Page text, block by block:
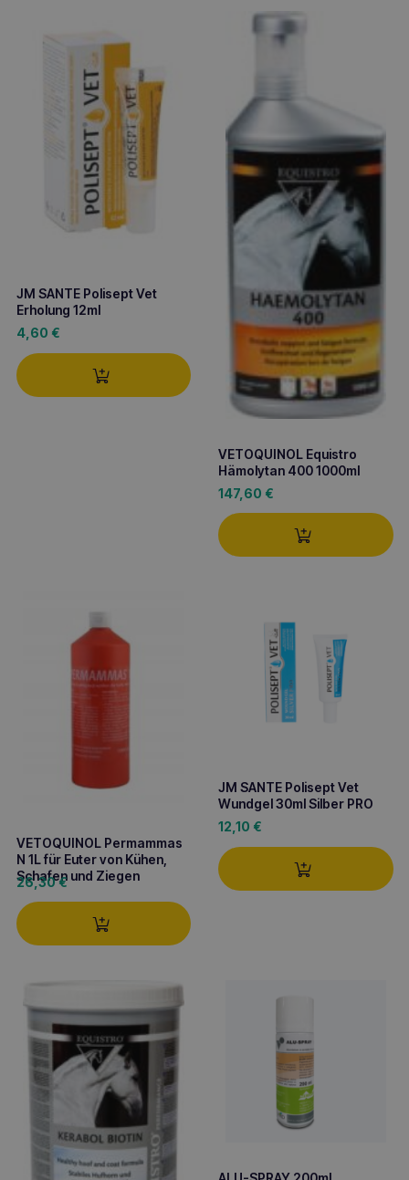
JM SANTE Polisept Vet
Erholung 12ml
4,60 €
VETOQUINOL Equistro
Hämolytan 400 1000ml
147,60 €
VETOQUINOL Permammas
N 1L für Euter von Kühen,
Schafen und Ziegen
26,30€
JM SANTE Polisept Vet
Wundgel 30ml Silber PRO
12,10 €